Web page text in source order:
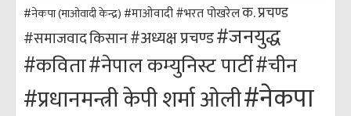
#नेकपा (माओवादी केन्द्र) #माओवादी#भरत पोखरेलक. प्रचण्ड
#समाजवादकिसान#अध्यक्ष प्रचण्ड#जनयुद्ध
#कविता#नेपाल कम्युनिस्ट पार्टी#चीन
#प्रधानमन्त्री केपी शर्मा ओली#नेकपा